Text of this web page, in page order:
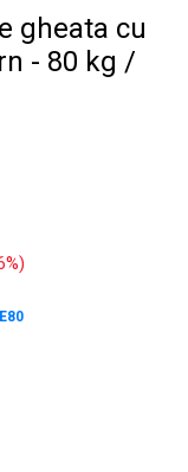
gheata cu
- 80 kg /